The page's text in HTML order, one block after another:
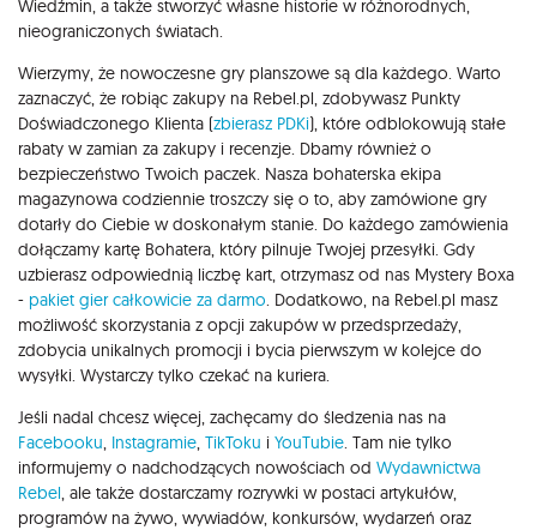
Wiedźmin, a także stworzyć własne historie w różnorodnych,
nieograniczonych światach.
Wierzymy, że nowoczesne gry planszowe są dla każdego. Warto
zaznaczyć, że robiąc zakupy na Rebel.pl, zdobywasz Punkty
Doświadczonego Klienta (zbierasz PDKi), które odblokowują stałe
rabaty w zamian za zakupy i recenzje. Dbamy również o
bezpieczeństwo Twoich paczek. Nasza bohaterska ekipa
magazynowa codziennie troszczy się o to, aby zamówione gry
dotarły do Ciebie w doskonałym stanie. Do każdego zamówienia
dołączamy kartę Bohatera, który pilnuje Twojej przesyłki. Gdy
uzbierasz odpowiednią liczbę kart, otrzymasz od nas Mystery Boxa
- pakiet gier całkowicie za darmo. Dodatkowo, na Rebel.pl masz
możliwość skorzystania z opcji zakupów w przedsprzedaży,
zdobycia unikalnych promocji i bycia pierwszym w kolejce do
wysyłki. Wystarczy tylko czekać na kuriera.
Jeśli nadal chcesz więcej, zachęcamy do śledzenia nas na
Facebooku, Instagramie, TikToku i YouTubie. Tam nie tylko
informujemy o nadchodzących nowościach od Wydawnictwa
Rebel, ale także dostarczamy rozrywki w postaci artykułów,
programów na żywo, wywiadów, konkursów, wydarzeń oraz